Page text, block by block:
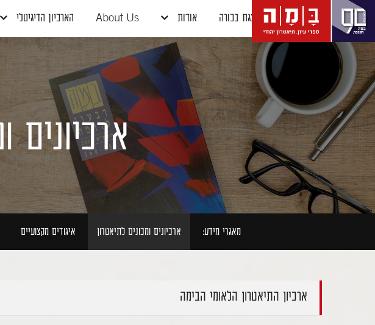
דלג לסרגל הניווט
דלג לתוכן
הצגת בכורה אודות About Us הארכיון הדיגיטלי
ארכיונים
מאגרי מידע: ארכיונים ומכונים לתיאטרון איגודים מקצועיים
ארכיון התיאטרון הלאומי הבימה